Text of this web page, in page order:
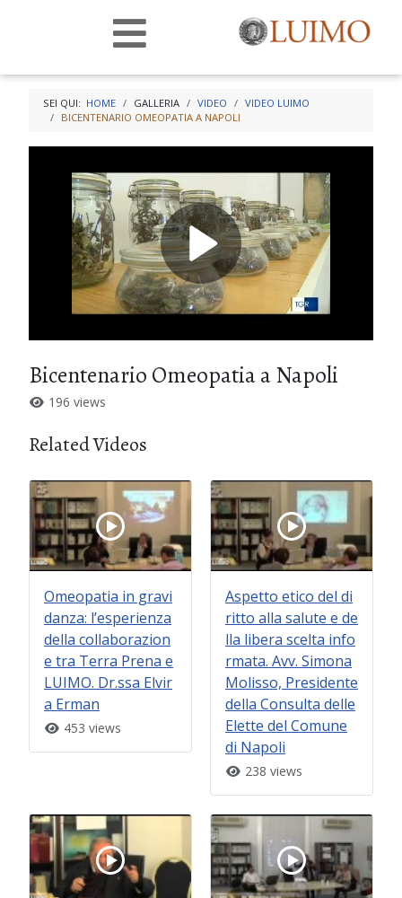
SEI QUI: HOME GALLERIA VIDEO
VIDEO LUIMO
BICENTENARIO OMEOPATIA A NAPOLI
Bicentenario Omeopatia a Napoli
196 views
Related Videos
Omeopatia in gravi
danza: l’esperienza
della collaborazion
e tra Terra Prena e
LUIMO. Dr.ssa Elvir
a Erman
453 views
Aspetto etico del di
ritto alla salute e de
lla libera scelta info
rmata. Avv. Simona
Molisso, Presidente
della Consulta delle
Elette del Comune
di Napoli
238 views